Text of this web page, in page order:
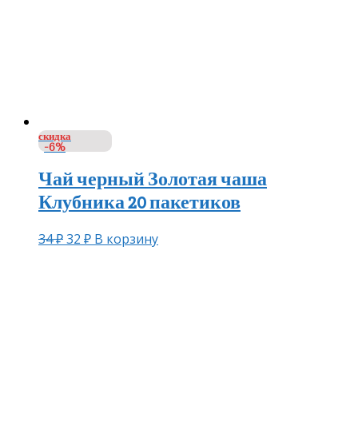
скидка
-6%
Чай черный Золотая чаша
Клубника 20 пакетиков
34₽32 ₽ В корзину